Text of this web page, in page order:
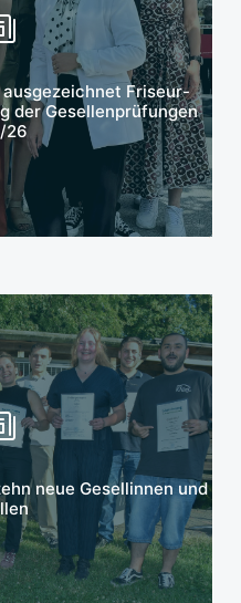
Friseur-
der Gesellenprüfungen
26
neue Gesellinnen und